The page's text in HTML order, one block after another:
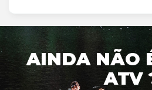
AINDA NÃO
ATV